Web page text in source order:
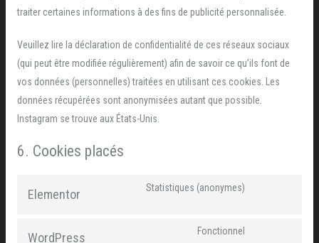
traiter certaines informations à des fins de publicité personnalisée.
Veuillez lire la déclaration de confidentialité de ces réseaux sociaux
(qui peut être modifiée régulièrement) afin de savoir ce qu’ils font de
vos données (personnelles) traitées en utilisant ces cookies. Les
données récupérées sont anonymisées autant que possible.
Instagram se trouve aux États-Unis.
6. Cookies placés
Elementor Statistiques (anonymes)
WordPress Fonctionnel